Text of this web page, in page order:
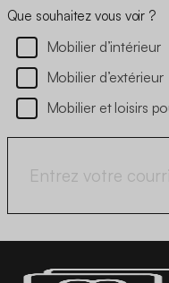
Que souhaitez vous voir ?
Mobilier d’intérieur
Mobilier d’extérieur
Mobilier et loisirs